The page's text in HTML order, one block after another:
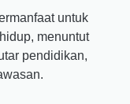
untuk
menuntut
pendidikan,